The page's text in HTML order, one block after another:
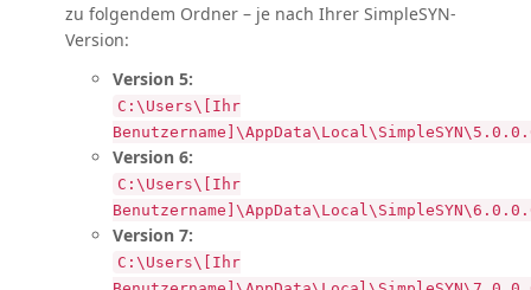
zu folgendem Ordner – je nach Ihrer SimpleSYN-
Version:
Version 5:
C:\Users\[Ihr
Version 6:
C:\Users\[Ihr
Version 7:
C:\Users\[Ihr